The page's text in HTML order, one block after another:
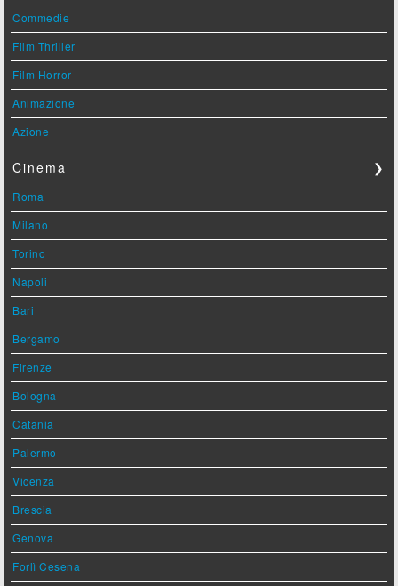
Commedie
Film Thriller
Film Horror
Animazione
Azione
Cinema ❯
Roma
Milano
Torino
Napoli
Bari
Bergamo
Firenze
Bologna
Catania
Palermo
Vicenza
Brescia
Genova
Forlì Cesena